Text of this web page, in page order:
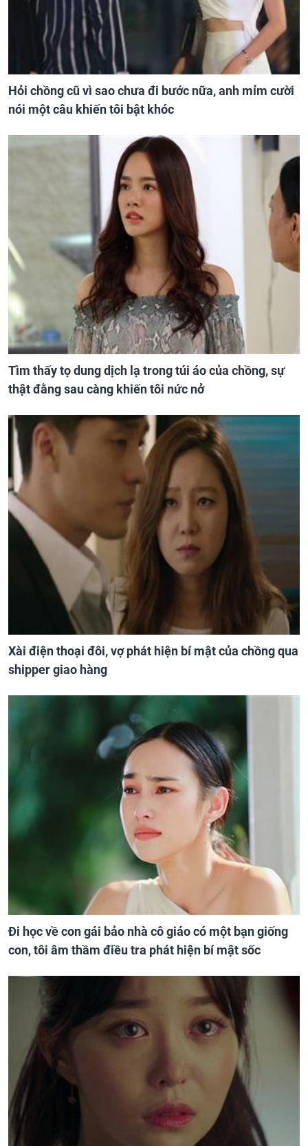
Hỏi chồng cũ vì sao chưa đi bước nữa, anh mỉm cười
nói một câu khiến tôi bật khóc
Tìm thấy tọ dung dịch lạ trong túi áo của chồng, sự
thật đằng sau càng khiến tôi nức nở
Xài điện thoại đôi, vợ phát hiện bí mật của chồng qua
shipper giao hàng
Đi học về con gái bảo nhà cô giáo có một bạn giống
con, tôi âm thầm điều tra phát hiện bí mật sốc